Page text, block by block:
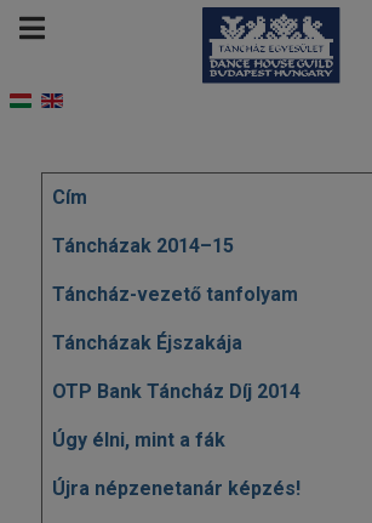
Cikkek
Cím
Táncházak 2014–15
Táncház-vezető tanfolyam
Táncházak Éjszakája
OTP Bank Táncház Díj 2014
Úgy élni, mint a fák
Újra népzenetanár képzés!